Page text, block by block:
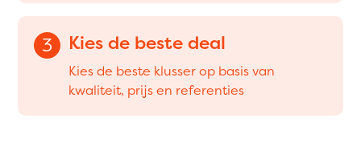
3 Kies de beste deal
Kies de beste klusser op basis van
kwaliteit, prijs en referenties